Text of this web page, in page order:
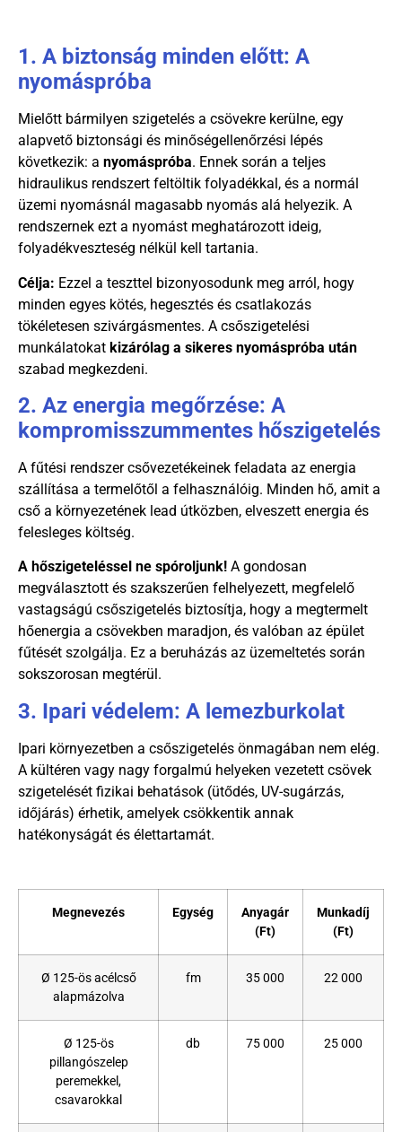
1. A biztonság minden előtt: A
nyomáspróba
Mielőtt bármilyen szigetelés a csövekre kerülne, egy
alapvető biztonsági és minőségellenőrzési lépés
következik: a nyomáspróba. Ennek során a teljes
hidraulikus rendszert feltöltik folyadékkal, és a normál
üzemi nyomásnál magasabb nyomás alá helyezik. A
rendszernek ezt a nyomást meghatározott ideig,
folyadékveszteség nélkül kell tartania.
Célja: Ezzel a teszttel bizonyosodunk meg arról, hogy
minden egyes kötés, hegesztés és csatlakozás
tökéletesen szivárgásmentes. A csőszigetelési
munkálatokat kizárólag a sikeres nyomáspróba után
szabad megkezdeni.
2. Az energia megőrzése: A
kompromisszummentes hőszigetelés
A fűtési rendszer csővezetékeinek feladata az energia
szállítása a termelőtől a felhasználóig. Minden hő, amit a
cső a környezetének lead útközben, elveszett energia és
felesleges költség.
A hőszigeteléssel ne spóroljunk! A gondosan
megválasztott és szakszerűen felhelyezett, megfelelő
vastagságú csőszigetelés biztosítja, hogy a megtermelt
hőenergia a csövekben maradjon, és valóban az épület
fűtését szolgálja. Ez a beruházás az üzemeltetés során
sokszorosan megtérül.
3. Ipari védelem: A lemezburkolat
Ipari környezetben a csőszigetelés önmagában nem elég.
A kültéren vagy nagy forgalmú helyeken vezetett csövek
szigetelését fizikai behatások (ütődés, UV-sugárzás,
időjárás) érhetik, amelyek csökkentik annak
hatékonyságát és élettartamát.
Megnevezés Egység
Anyagár
(Ft)
Munkadíj
(Ft)
Ø 125-ös acélcső
alapmázolva
fm 35 000 22 000
Ø 125-ös
pillangószelep
peremekkel,
csavarokkal
db 75 000 25 000